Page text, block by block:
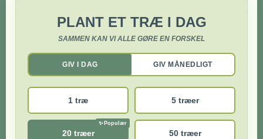
PLANT ET TRÆ I DAG
SAMMEN KAN VI ALLE GØRE EN FORSKEL
GIV I DAG GIV MÅNEDLIGT
1 træ 5 træer
20 træer 50 træer